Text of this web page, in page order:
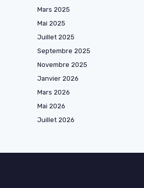
Mars 2025
Mai 2025
Juillet 2025
Septembre 2025
Novembre 2025
Janvier 2026
Mars 2026
Mai 2026
Juillet 2026